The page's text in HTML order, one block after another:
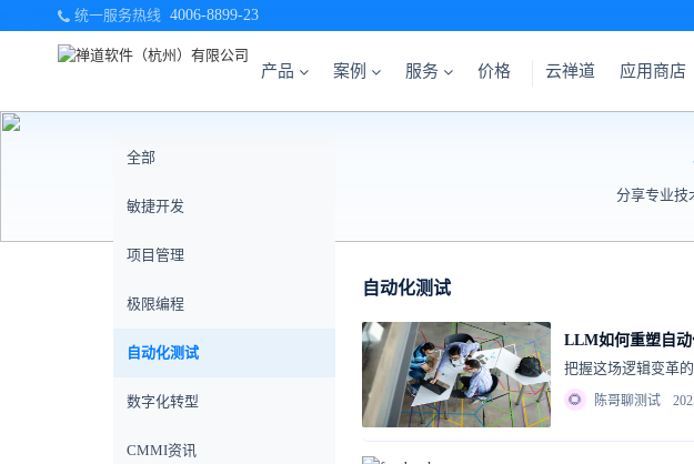
统一服务热线 4006-8899-23
产品 案例 服务 价格 云禅道 应用商店
分享专业技
全部
敏捷开发
项目管理
极限编程
自动化测试
数字化转型
CMMI资讯
自动化测试
LLM如何重塑自
把握这场逻辑变革
🌻
陈哥聊测试